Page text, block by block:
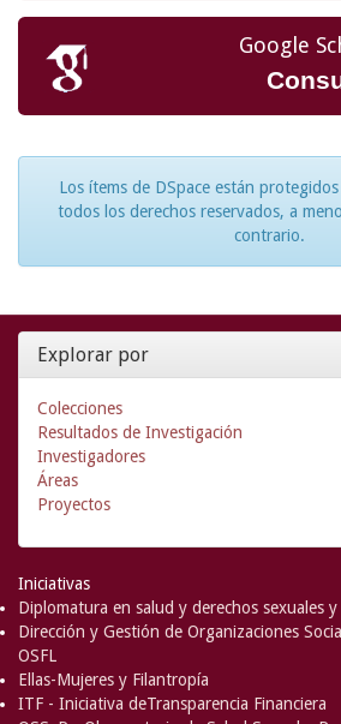
Google
Los ítems de DSpace están
todos los derechos reservados, a
contrario.
Explorar por
Colecciones
Resultados de Investigación
Investigadores
Áreas
Proyectos
Iniciativas
Diplomatura en salud y derechos sexuales
Dirección y Gestión de Organizaciones
OSFL
Ellas-Mujeres y Filantropía
ITF - Iniciativa deTransparencia Financiera